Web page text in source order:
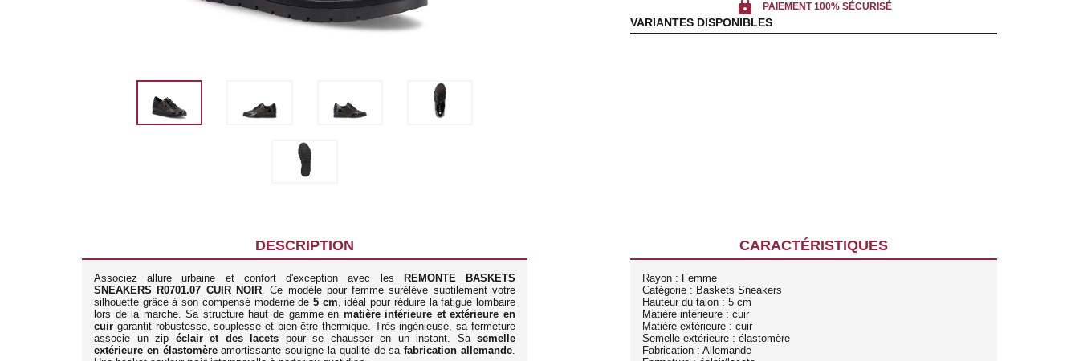
lock PAIEMENT 100% SÉCURISÉ
VARIANTES DISPONIBLES
DESCRIPTION
Associez allure urbaine et confort d'exception avec les
REMONTE BASKETS
SNEAKERS R0701.07 CUIR NOIR. Ce modèle pour femme surélève subtilement votre
silhouette grâce à son compensé moderne de 5 cm, idéal pour réduire la fatigue lombaire
lors de la marche. Sa structure haut de gamme en matière intérieure et extérieure en
cuir garantit robustesse, souplesse et bien-être thermique. Très ingénieuse, sa fermeture
associe un zip éclair et des lacets pour se chausser en un instant. Sa semelle
extérieure en élastomèreamortissante souligne la qualité de safabrication allemande.
CARACTÉRISTIQUES
Rayon : Femme
Catégorie : Baskets Sneakers
Hauteur du talon : 5 cm
Matière intérieure : cuir
Matière extérieure : cuir
Semelle extérieure : élastomère
Fabrication : Allemande